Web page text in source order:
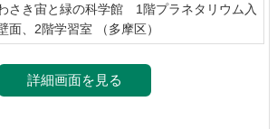
さき宙と緑の科学館 1階プラネタリウム入
面、2階学習室 （多摩区）
詳細画面を見る